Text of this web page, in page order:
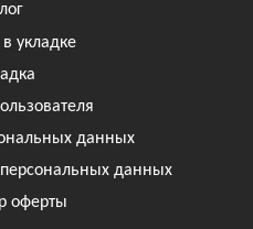
укладке
данных
данных
оферты